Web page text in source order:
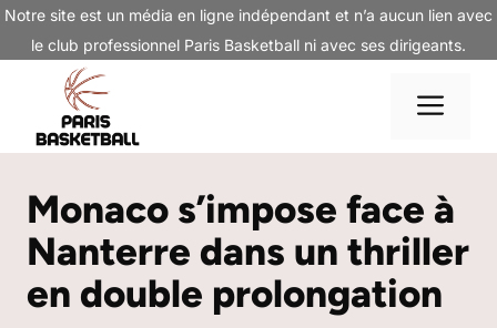
Aller
contenu
Notre site est un média en ligne indépendant et n’a aucun lien avec
le club professionnel Paris Basketball ni avec ses dirigeants.
Monaco s’impose face à
Nanterre dans un thriller
en double prolongation